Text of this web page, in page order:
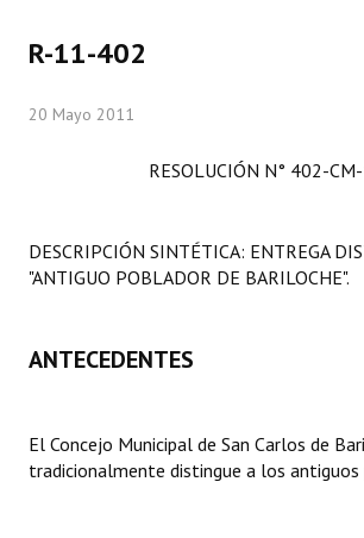
Comisiones Permanentes
Comisiones Especiales
Programas
Carta Orgánica 2007
R-11-402
20 Mayo 2011
RESOLUCIÓN N° 402-
DESCRIPCIÓN SINTÉTICA: ENTREGA
"ANTIGUO POBLADOR DE BARILOCHE".
ANTECEDENTES
El Concejo Municipal de San Carlos de
tradicionalmente distingue a los antiguos